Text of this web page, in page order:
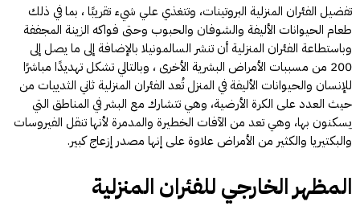
تفضيل الفئران المنزلية البروتينات، وتتغذي علي شيء تقريبًا ، بما في ذلك
طعام الحيوانات الأليفة والشوفان والحبوب وحتى فواكه الزينة المجففة
وباستطاعة الفئران المنزلية أن تنشر السالمونيلا بالإضافة إلى ما يصل إلى
200 من مسببات الأمراض البشرية الأخرى ، وبالتالي تشكل تهديدًا مباشرًا
للإنسان والحيوانات الأليفة في المنزل تُعد الفئران المنزلية ثاني الثدييات من
حيث العدد على الكرة الأرضية، وهي تتشارك مع البشر في المناطق التي
يسكنون بها، وهي تعد من الآفات الخطيرة والمدمرة لأنها تنقل الفيروسات
والبكتيريا والكثير من الأمراض علاوة على إنها مصدر إزعاج كبير.
المظهر الخارجي للفئران المنزلية